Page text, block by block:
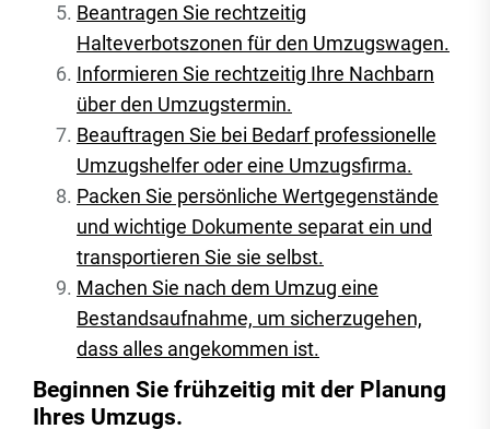
Beantragen Sie rechtzeitig
Halteverbotszonen für den Umzugswagen.
Informieren Sie rechtzeitig Ihre Nachbarn
über den Umzugstermin.
Beauftragen Sie bei Bedarf professionelle
Umzugshelfer oder eine Umzugsfirma.
Packen Sie persönliche Wertgegenstände
und wichtige Dokumente separat ein und
transportieren Sie sie selbst.
Machen Sie nach dem Umzug eine
Bestandsaufnahme, um sicherzugehen,
dass alles angekommen ist.
Beginnen Sie frühzeitig mit der Planung
Ihres Umzugs.